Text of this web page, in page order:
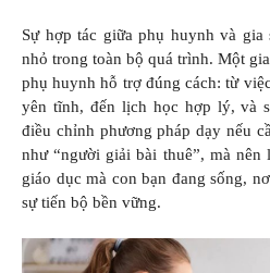
Sự hợp tác giữa phụ huynh và
nhỏ trong toàn bộ quá trình. Một
phụ huynh hỗ trợ đúng cách: từ
yên tĩnh, đến lịch học hợp lý, và
điều chỉnh phương pháp dạy nếu
như “người giải bài thuê”, mà nên
giáo dục mà con bạn đang sống,
sự tiến bộ bền vững.